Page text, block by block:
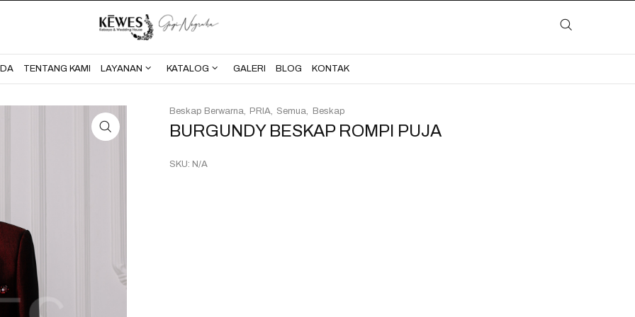
BERANDA KONTAK
TENTANG KAMI LAYANAN KATALOG GALERI BLOG KONTAK
BURGUNDY BESKAP ROMPI PUJA
SKU: N/A
Beskap Berwarna PRIA Semua Beskap